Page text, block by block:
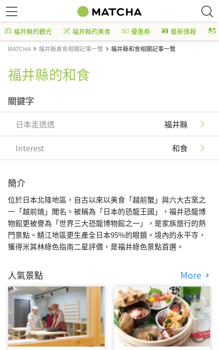
福井縣的觀光 福井縣的美食 優惠券 最新情報
MATCHA 福井縣美食相關記事一覽 福井縣和食相關記事一覽
福井縣的和食
關鍵字
日本走透透 福井縣
Interest 和食
簡介
位於日本北陸地區，自古以來以美食「越前蟹」與六大古窯之
一「越前燒」聞名。被稱為「日本的恐龍王國」，福井恐龍博
物館更被譽為「世界三大恐龍博物館之一」，是家族旅行的熱
門景點。鯖江地區更生產全日本95%的眼鏡。境內的永平寺，
獲得米其林綠色指南二星評價，是福井綠色景點首選。
人氣景點 More